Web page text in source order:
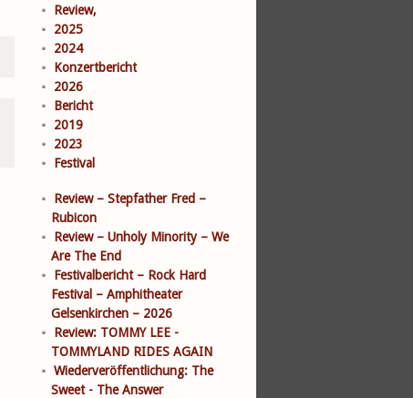
Review,
2025
2024
Konzertbericht
2026
Bericht
2019
2023
Festival
Review – Stepfather Fred –
Rubicon
Review – Unholy Minority – We
Are The End
Festivalbericht – Rock Hard
Festival – Amphitheater
Gelsenkirchen – 2026
Review: TOMMY LEE -
TOMMYLAND RIDES AGAIN
Wiederveröffentlichung: The
Sweet - The Answer